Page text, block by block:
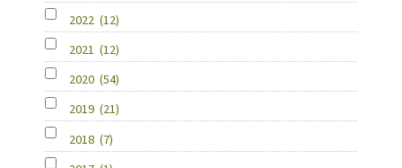
2022 (12)
2021 (12)
2020 (54)
2019 (21)
2018 (7)